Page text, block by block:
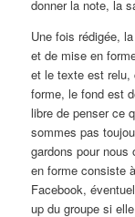
donner la note, la
Une fois rédigée,
et de mise en
et le texte est relu,
forme, le fond est
libre de penser ce
sommes pas
gardons pour
en forme consiste
Facebook,
up du groupe si